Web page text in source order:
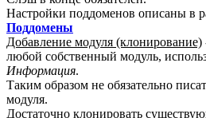
Настройки поддоменов описаны в
Поддомены
Добавление модуля (клонирование)
любой собственный модуль,
Информация.
Таким образом не обязательно
модуля.
Достаточно клонировать